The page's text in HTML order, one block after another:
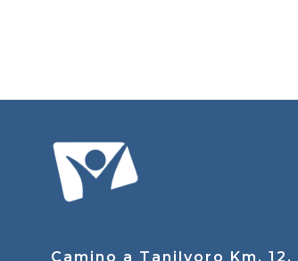
Camino a Tanilvoro Km. 12,